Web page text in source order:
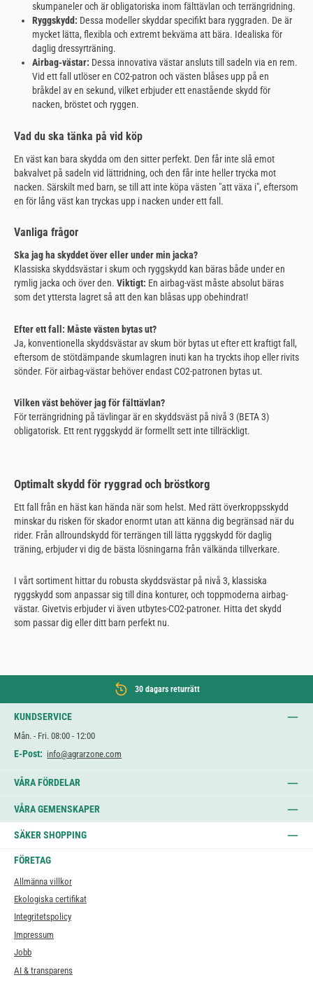
skumpaneler och är obligatoriska inom fälttävlan och terrängridning.
Ryggskydd: Dessa modeller skyddar specifikt bara ryggraden. De är
mycket lätta, flexibla och extremt bekväma att bära. Idealiska för
daglig dressyrträning.
Airbag-västar: Dessa innovativa västar ansluts till sadeln via en rem.
Vid ett fall utlöser en CO2-patron och västen blåses upp på en
bråkdel av en sekund, vilket erbjuder ett enastående skydd för
nacken, bröstet och ryggen.
Vad du ska tänka på vid köp
En väst kan bara skydda om den sitter perfekt. Den får inte slå emot
bakvalvet på sadeln vid lättridning, och den får inte heller trycka mot
nacken. Särskilt med barn, se till att inte köpa västen "att växa i", eftersom
en för lång väst kan tryckas upp i nacken under ett fall.
Vanliga frågor
Ska jag ha skyddet över eller under min jacka?
Klassiska skyddsvästar i skum och ryggskydd kan bäras både under en
rymlig jacka och över den. Viktigt: En airbag-väst måste absolut bäras
som det yttersta lagret så att den kan blåsas upp obehindrat!
Efter ett fall: Måste västen bytas ut?
Ja, konventionella skyddsvästar av skum bör bytas ut efter ett kraftigt fall,
eftersom de stötdämpande skumlagren inuti kan ha tryckts ihop eller rivits
sönder. För airbag-västar behöver endast CO2-patronen bytas ut.
Vilken väst behöver jag för fälttävlan?
För terrängridning på tävlingar är en skyddsväst på nivå 3 (BETA 3)
obligatorisk. Ett rent ryggskydd är formellt sett inte tillräckligt.
Optimalt skydd för ryggrad och bröstkorg
Ett fall från en häst kan hända när som helst. Med rätt överkroppsskydd
minskar du risken för skador enormt utan att känna dig begränsad när du
rider. Från allroundskydd för terrängen till lätta ryggskydd för daglig
träning, erbjuder vi dig de bästa lösningarna från välkända tillverkare.
I vårt sortiment hittar du robusta skyddsvästar på nivå 3, klassiska
ryggskydd som anpassar sig till dina konturer, och toppmoderna airbag-
västar. Givetvis erbjuder vi även utbytes-CO2-patroner. Hitta det skydd
som passar dig eller ditt barn perfekt nu.
30 dagars returrätt
KUNDSERVICE
Mån. - Fri. 08:00 - 12:00
E-Post: info@agrarzone.com
VÅRA FÖRDELAR
VÅRA GEMENSKAPER
SÄKER SHOPPING
FÖRETAG
Allmänna villkor
Ekologiska certifikat
Integritetspolicy
Impressum
Jobb
AI & transparens